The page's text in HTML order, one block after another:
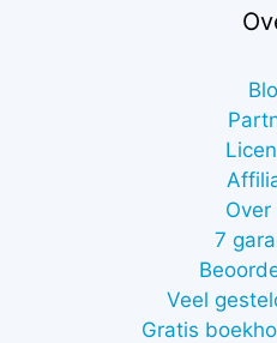
Over
7
Veel
Gratis